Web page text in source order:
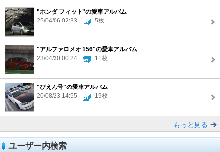
"ホンダ フィット"の愛車アルバム
25/04/06 02:33
5枚
"アルファロメオ 156"の愛車アルバム
23/04/30 00:24
11枚
"ぴえん号"の愛車アルバム
20/08/23 14:55
19枚
もっと見る
ユーザー内検索